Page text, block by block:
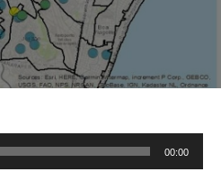
00:00